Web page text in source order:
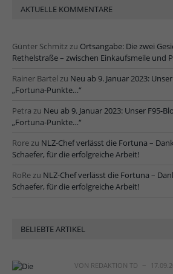
AKTUELLE KOMMENTARE
Günter Schmitzzu Ortsangabe: Die zwei
Rethelstraße – zwischen Einkaufsmeile und
Rainer Bartel zu Neu ab 9. Januar 2023:
„Fortuna-Punkte…“
Petra zu Neu ab 9. Januar 2023: Unser F95-
„Fortuna-Punkte…“
Rorezu NLZ-Chef verlässt die Fortuna –
Schaefer, für die erfolgreiche Arbeit!
RoRezu NLZ-Chef verlässt die Fortuna –
Schaefer, für die erfolgreiche Arbeit!
BELIEBTE ARTIKEL
VON REDAKTION TD